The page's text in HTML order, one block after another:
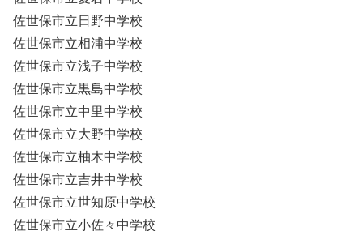
佐世保市立日野中学校
佐世保市立相浦中学校
佐世保市立浅子中学校
佐世保市立黒島中学校
佐世保市立中里中学校
佐世保市立大野中学校
佐世保市立柚木中学校
佐世保市立吉井中学校
佐世保市立世知原中学校
佐世保市立小佐々中学校